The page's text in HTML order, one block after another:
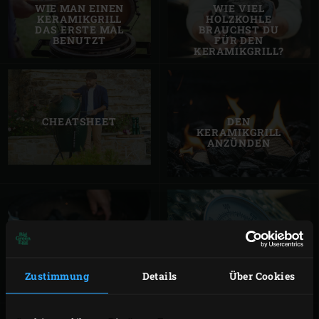
Zustimmung Details Über Cookies
WIE MAN EINEN
KERAMIKGRILL
DAS ERSTE MAL
BENUTZT
WIE VIEL
HOLZKOHLE
BRAUCHST DU
FÜR DEN
KERAMIKGRILL?
CHEATSHEET DEN
KERAMIKGRILL
ANZÜNDEN
TEMPERATUR
STEUERUNG